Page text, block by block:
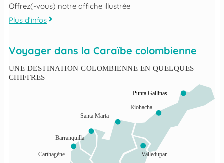
Offrez(-vous) notre affiche illustrée
Plus d’infos
Voyager dans la Caraïbe colombienne
UNE DESTINATION COLOMBIENNE EN QUELQUES
CHIFFRES
Santa Marta
Riohacha
Barranquilla
Carthagène Valledupar
Punta Gallinas